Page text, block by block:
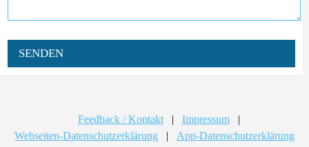
SENDEN
Feedback / Kontakt | Impressum
|
Webseiten-Datenschutzerklärung
| App-Datenschutzerklärung